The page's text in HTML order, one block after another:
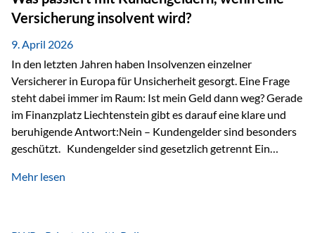
Bewertungskennzahlen werden auch qualitative Faktoren
wie Geschäftsmodell, Wettbewerbsvorteile und
Managementqualität…
Versicherung insolvent wird?
9. April 2026
In den letzten Jahren haben Insolvenzen einzelner
Versicherer in Europa für Unsicherheit gesorgt. Eine Frage
steht dabei immer im Raum: Ist mein Geld dann weg? Gerade
im Finanzplatz Liechtenstein gibt es darauf eine klare und
beruhigende Antwort:Nein – Kundengelder sind besonders
geschützt. Kundengelder sind gesetzlich getrennt Ein
sogenannte Sondermasse. Das bedeutet:Die
Mehr lesen